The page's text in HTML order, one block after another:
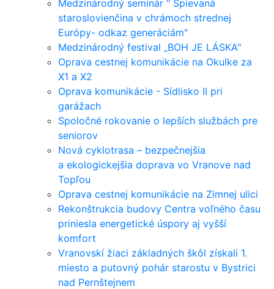
Medzinárodný seminár " Spievaná
staroslovienčina v chrámoch strednej
Európy- odkaz generáciám"
Medzinárodný festival „BOH JE LÁSKA"
Oprava cestnej komunikácie na Okulke za
X1 a X2
Oprava komunikácie - Sídlisko II pri
garážach
Spoločné rokovanie o lepších službách pre
seniorov
Nová cyklotrasa – bezpečnejšia
a ekologickejšia doprava vo Vranove nad
Topľou
Oprava cestnej komunikácie na Zimnej ulici
Rekonštrukcia budovy Centra voľného času
priniesla energetické úspory aj vyšší
komfort
Vranovskí žiaci základných škôl získali 1.
miesto a putovný pohár starostu v Bystrici
nad Pernštejnem